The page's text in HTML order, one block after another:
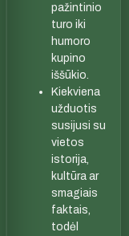
pažintinio
turo iki
humoro
kupino
iššūkio.
Kiekviena
užduotis
susijusi su
vietos
istorija,
kultūra ar
smagiais
faktais,
todėl